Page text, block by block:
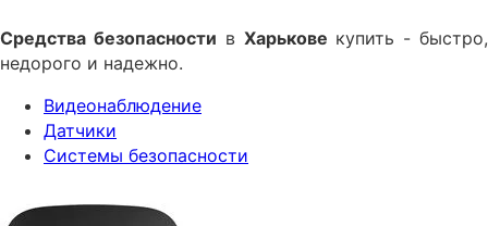
Средства безопасности в Харькове купить - быстро,
недорого и надежно.
Видеонаблюдение
Датчики
Системы безопасности